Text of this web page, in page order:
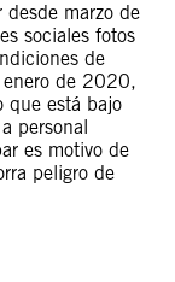
desde marzo de
sociales fotos
de
enero de 2020,
que está bajo
personal
es motivo de
peligro de